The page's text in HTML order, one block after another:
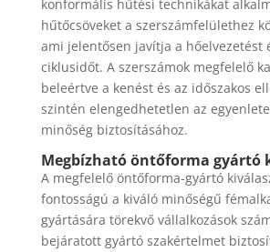
konformális hűtési technikákat
hűtőcsöveket a szerszámfelülethez
ami jelentősen javítja a hőelvezetést
ciklusidőt. A szerszámok megfelelő
beleértve a kenést és az időszakos
szintén elengedhetetlen az
minőség biztosításához.
Megbízható öntőforma gyártó
A megfelelő öntőforma-gyártó
fontosságú a kiváló minőségű
gyártására törekvő vállalkozások
bejáratott gyártó szakértelmet